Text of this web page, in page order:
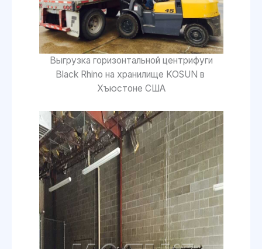
Выгрузка горизонтальной центрифуги
Black Rhino на хранилище KOSUN в
Хъюстоне США